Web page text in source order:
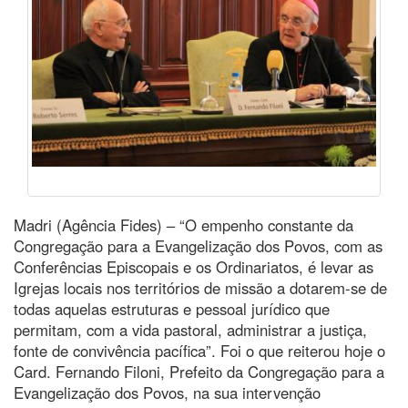
Madri (Agência Fides) – “O empenho constante da
Congregação para a Evangelização dos Povos, com as
Conferências Episcopais e os Ordinariatos, é levar as
Igrejas locais nos territórios de missão a dotarem-se de
todas aquelas estruturas e pessoal jurídico que
permitam, com a vida pastoral, administrar a justiça,
fonte de convivência pacífica”. Foi o que reiterou hoje o
Card. Fernando Filoni, Prefeito da Congregação para a
Evangelização dos Povos, na sua intervenção